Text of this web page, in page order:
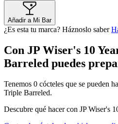
Añadir a Mi Bar
¿Es esta tu marca? Háznoslo saber
Con JP Wiser's 10
Barreled puedes
Tenemos 0 cócteles que se pueden
Triple Barreled.
Descubre qué hacer con JP Wiser's